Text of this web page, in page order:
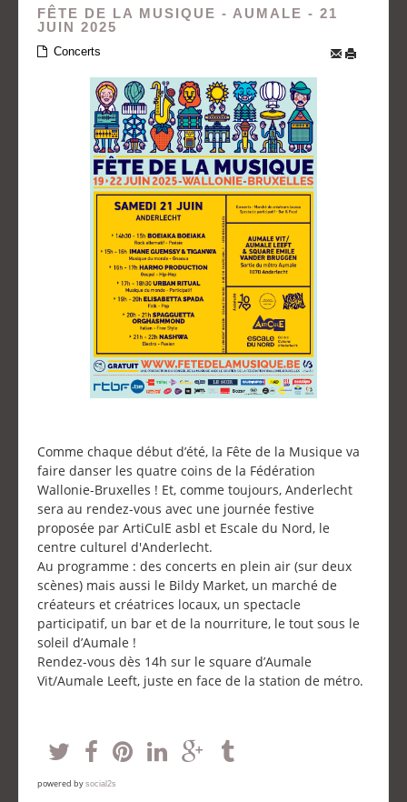
FÊTE DE LA MUSIQUE - AUMALE - 21
JUIN 2025
Concerts
Comme chaque début d’été, la Fête de la Musique va
faire danser les quatre coins de la Fédération
Wallonie-Bruxelles ! Et, comme toujours, Anderlecht
sera au rendez-vous avec une journée festive
proposée par ArtiCulE asbl et Escale du Nord, le
centre culturel d'Anderlecht.
Au programme : des concerts en plein air (sur deux
scènes) mais aussi le Bildy Market, un marché de
créateurs et créatrices locaux, un spectacle
participatif, un bar et de la nourriture, le tout sous le
soleil d’Aumale !
Rendez-vous dès 14h sur le square d’Aumale
Vit/Aumale Leeft, juste en face de la station de métro.
powered by social2s